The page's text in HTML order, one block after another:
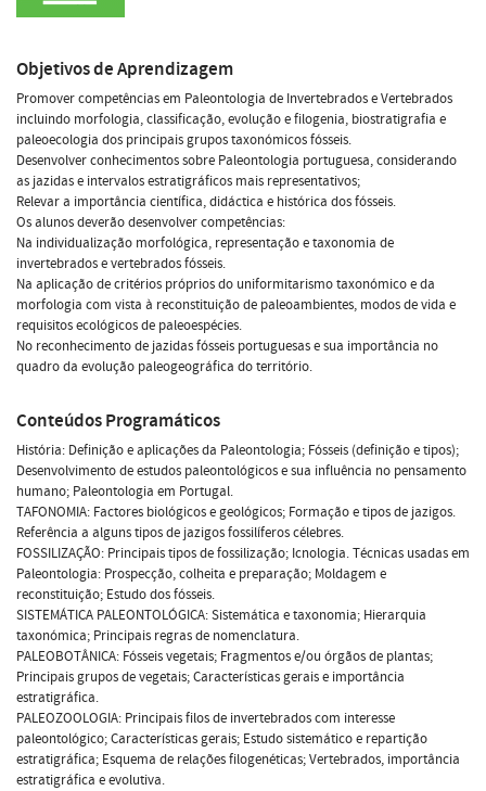
Objetivos de Aprendizagem
Promover competências em Paleontologia de Invertebrados e Vertebrados
incluindo morfologia, classificação, evolução e filogenia, biostratigrafia e
paleoecologia dos principais grupos taxonómicos fósseis.
Desenvolver conhecimentos sobre Paleontologia portuguesa, considerando
as jazidas e intervalos estratigráficos mais representativos;
Relevar a importância científica, didáctica e histórica dos fósseis.
Os alunos deverão desenvolver competências:
Na individualização morfológica, representação e taxonomia de
invertebrados e vertebrados fósseis.
Na aplicação de critérios próprios do uniformitarismo taxonómico e da
morfologia com vista à reconstituição de paleoambientes, modos de vida e
requisitos ecológicos de paleoespécies.
No reconhecimento de jazidas fósseis portuguesas e sua importância no
quadro da evolução paleogeográfica do território.
Conteúdos Programáticos
História: Definição e aplicações da Paleontologia; Fósseis (definição e tipos);
Desenvolvimento de estudos paleontológicos e sua influência no pensamento
humano; Paleontologia em Portugal.
TAFONOMIA: Factores biológicos e geológicos; Formação e tipos de jazigos.
Referência a alguns tipos de jazigos fossilíferos célebres.
FOSSILIZAÇÃO: Principais tipos de fossilização; Icnologia. Técnicas usadas em
Paleontologia: Prospecção, colheita e preparação; Moldagem e
reconstituição; Estudo dos fósseis.
SISTEMÁTICA PALEONTOLÓGICA: Sistemática e taxonomia; Hierarquia
taxonómica; Principais regras de nomenclatura.
PALEOBOTÂNICA: Fósseis vegetais; Fragmentos e/ou órgãos de plantas;
Principais grupos de vegetais; Características gerais e importância
estratigráfica.
PALEOZOOLOGIA: Principais filos de invertebrados com interesse
paleontológico; Características gerais; Estudo sistemático e repartição
estratigráfica; Esquema de relações filogenéticas; Vertebrados, importância
estratigráfica e evolutiva.